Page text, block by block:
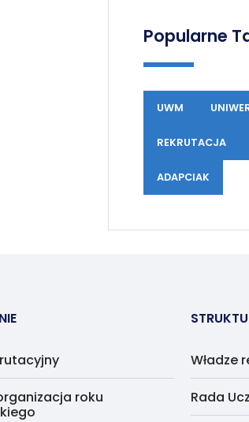
Popularne
UWM
REKRUTACJA
ADAPCIAK
roku
Władze
Rada